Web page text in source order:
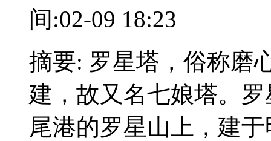
间:02-09 18:23
摘要: 罗星塔，俗称磨
建，故又名七娘塔。
尾港的罗星山上，建